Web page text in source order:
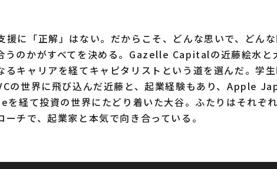
援に「正解」はない。だからこそ、どんな思いで、どん
うのかがすべてを決める。Gazelle Capitalの近藤絵水と
るキャリアを経てキャピタリストという道を選んだ。学
の世界に飛び込んだ近藤と、起業経験もあり、Apple
経て投資の世界にたどり着いた大谷。ふたりはそれぞ
ーチで、起業家と本気で向き合っている。